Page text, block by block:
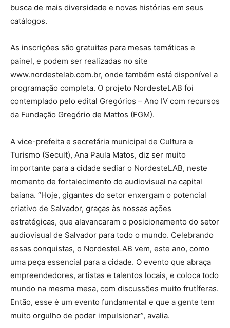
busca de mais diversidade e novas histórias em seus
catálogos.
As inscrições são gratuitas para mesas temáticas e
painel, e podem ser realizadas no site
www.nordestelab.com.br, onde também está disponível a
programação completa. O projeto NordesteLAB foi
contemplado pelo edital Gregórios – Ano IV com recursos
da Fundação Gregório de Mattos (FGM).
A vice-prefeita e secretária municipal de Cultura e
Turismo (Secult), Ana Paula Matos, diz ser muito
importante para a cidade sediar o NordesteLAB, neste
momento de fortalecimento do audiovisual na capital
baiana. “Hoje, gigantes do setor enxergam o potencial
criativo de Salvador, graças às nossas ações
estratégicas, que alavancaram o posicionamento do setor
audiovisual de Salvador para todo o mundo. Celebrando
essas conquistas, o NordesteLAB vem, este ano, como
uma peça essencial para a cidade. O evento que abraça
empreendedores, artistas e talentos locais, e coloca todo
mundo na mesma mesa, com discussões muito frutíferas.
Então, esse é um evento fundamental e que a gente tem
muito orgulho de poder impulsionar”, avalia.